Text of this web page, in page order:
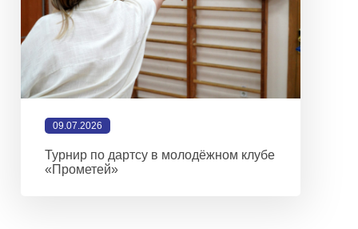
09.07.2026
Турнир по дартсу в молодёжном клубе
«Прометей»